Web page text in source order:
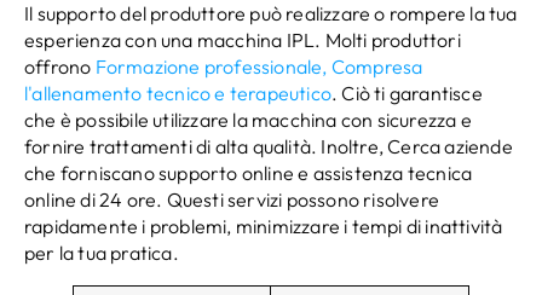
Il supporto del produttore può realizzare o rompere la tua
esperienza con una macchina IPL. Molti produttori
offrono Formazione professionale, Compresa
l'allenamento tecnico e terapeutico. Ciò ti garantisce
che è possibile utilizzare la macchina con sicurezza e
fornire trattamenti di alta qualità. Inoltre, Cerca aziende
che forniscano supporto online e assistenza tecnica
online di 24 ore. Questi servizi possono risolvere
rapidamente i problemi, minimizzare i tempi di inattività
per la tua pratica.